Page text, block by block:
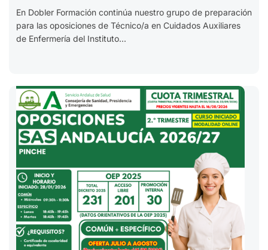
En Dobler Formación continúa nuestro grupo de preparación
para las oposiciones de Técnico/a en Cuidados Auxiliares
de Enfermería del Instituto...